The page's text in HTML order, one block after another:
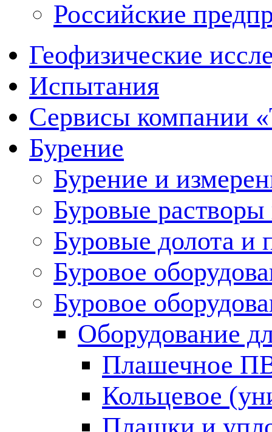
Российские
Геофизические
Испытания
Сервисы компании
Бурение
Бурение и
Буровые
Буровые долота и
Буровое
Буровое
Оборудование
Плашечное
Кольцевое